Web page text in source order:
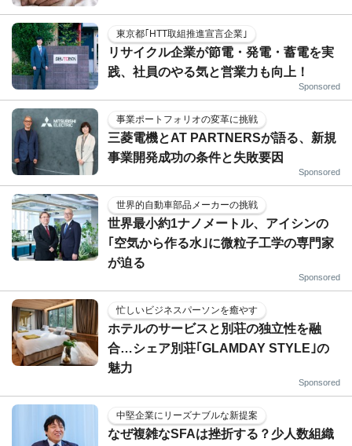
東京都｢HTT取組推進宣言企業｣
リサイクル企業が節電・発電・蓄電を実
践、社員のやる気と営業力も向上！
Sponsored
事業ポートフォリオの変革に挑戦
三菱電機とAT PARTNERSが語る、新規
事業開発成功の条件と失敗要因
Sponsored
世界的自動車部品メーカーの挑戦
世界最小約1ナノメートル、アイシンの
｢空気から作る水｣に微粒子工学の専門家
が迫る
Sponsored
忙しいビジネスパーソンを癒やす
ホテルのサービスと別荘の独立性を融
合…シェア別荘｢GLAMDAY STYLE｣の
魅力
Sponsored
中堅企業にリーズナブルな新提案
なぜ複雑なSFAは挫折する？少人数組織